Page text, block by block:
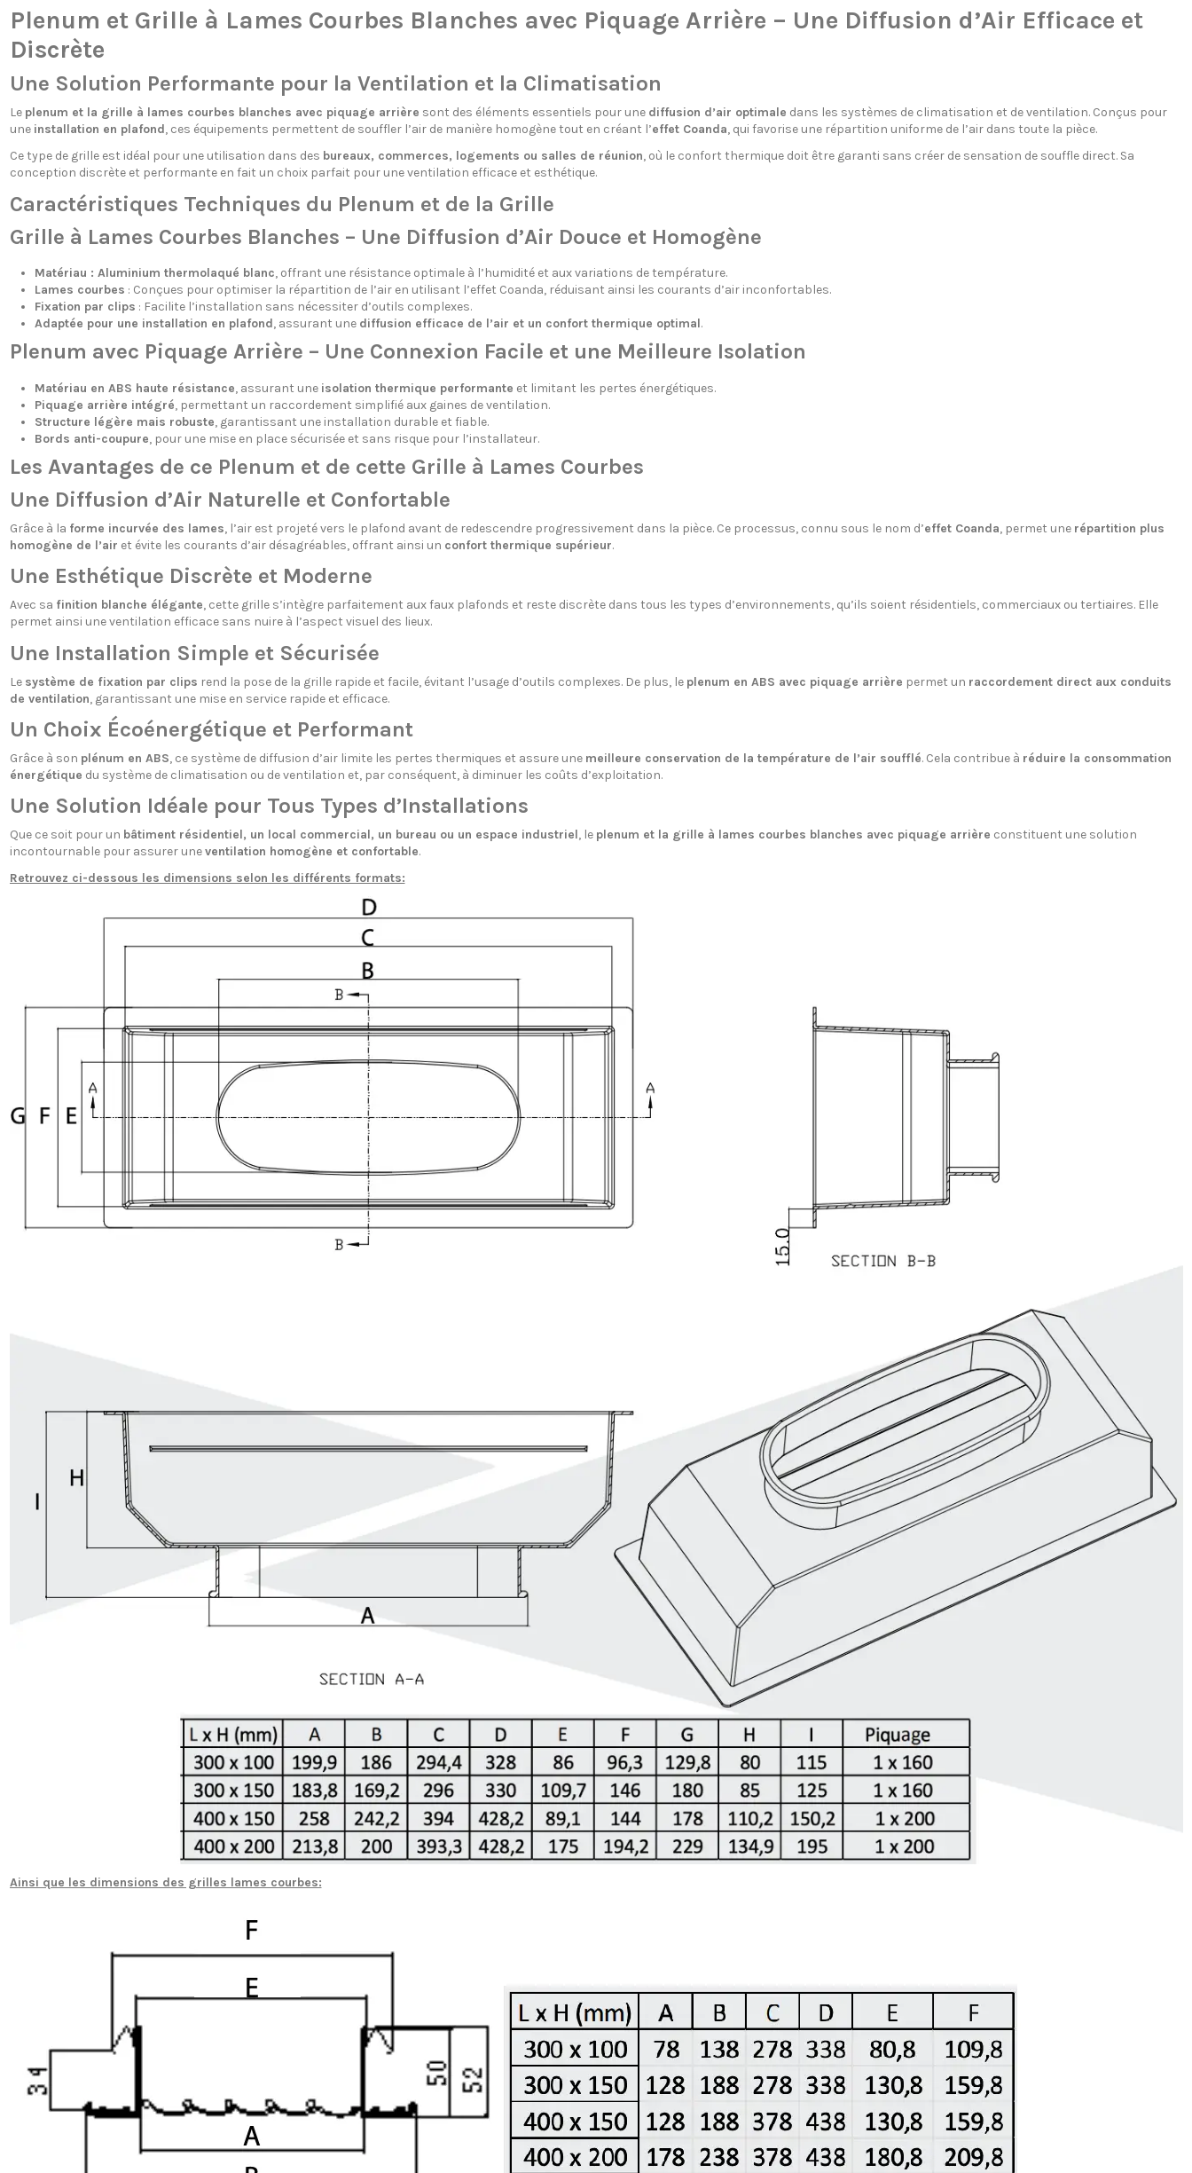
Plenum et Grille à Lames Courbes Blanches avec Piquage Arrière – Une Diffusion d’Air Efficace et
Discrète
Une Solution Performante pour la Ventilation et la Climatisation
Le plenum et la grille à lames courbes blanches avec piquage arrière sont des éléments essentiels pour une diffusion d’air optimale dans les systèmes de climatisation et de ventilation. Conçus pour
une installation en plafond, ces équipements permettent de souffler l’air de manière homogène tout en créant l’effet Coanda, qui favorise une répartition uniforme de l’air dans toute la pièce.
Ce type de grille est idéal pour une utilisation dans des bureaux, commerces, logements ou salles de réunion, où le confort thermique doit être garanti sans créer de sensation de souffle direct. Sa
conception discrète et performante en fait un choix parfait pour une ventilation efficace et esthétique.
Caractéristiques Techniques du Plenum et de la Grille
Grille à Lames Courbes Blanches – Une Diffusion d’Air Douce et Homogène
Matériau : Aluminium thermolaqué blanc, offrant une résistance optimale à l’humidité et aux variations de température.
Lames courbes : Conçues pour optimiser la répartition de l’air en utilisant l’effet Coanda, réduisant ainsi les courants d’air inconfortables.
Fixation par clips : Facilite l’installation sans nécessiter d’outils complexes.
Adaptée pour une installation en plafond, assurant une diffusion efficace de l’air et un confort thermique optimal.
Plenum avec Piquage Arrière – Une Connexion Facile et une Meilleure Isolation
Matériau en ABS haute résistance, assurant une isolation thermique performante et limitant les pertes énergétiques.
Piquage arrière intégré, permettant un raccordement simplifié aux gaines de ventilation.
Structure légère mais robuste, garantissant une installation durable et fiable.
Bords anti-coupure, pour une mise en place sécurisée et sans risque pour l’installateur.
Les Avantages de ce Plenum et de cette Grille à Lames Courbes
Une Diffusion d’Air Naturelle et Confortable
Grâce à la forme incurvée des lames, l’air est projeté vers le plafond avant de redescendre progressivement dans la pièce. Ce processus, connu sous le nom d’effet Coanda, permet une répartition plus
homogène de l’air et évite les courants d’air désagréables, offrant ainsi un confort thermique supérieur.
Une Esthétique Discrète et Moderne
Avec sa finition blanche élégante, cette grille s’intègre parfaitement aux faux plafonds et reste discrète dans tous les types d’environnements, qu’ils soient résidentiels, commerciaux ou tertiaires. Elle
permet ainsi une ventilation efficace sans nuire à l’aspect visuel des lieux.
Une Installation Simple et Sécurisée
Le système de fixation par clips rend la pose de la grille rapide et facile, évitant l’usage d’outils complexes. De plus, le plenum en ABS avec piquage arrière permet un raccordement direct aux conduits
de ventilation, garantissant une mise en service rapide et efficace.
Un Choix Écoénergétique et Performant
Grâce à son plénum en ABS, ce système de diffusion d’air limite les pertes thermiques et assure une meilleure conservation de la température de l’air soufflé. Cela contribue à réduire la consommation
énergétique du système de climatisation ou de ventilation et, par conséquent, à diminuer les coûts d’exploitation.
Une Solution Idéale pour Tous Types d’Installations
Que ce soit pour un bâtiment résidentiel, un local commercial, un bureau ou un espace industriel, le plenum et la grille à lames courbes blanches avec piquage arrière constituent une solution
incontournable pour assurer uneventilation homogène et confortable.
Retrouvez ci-dessous les dimensions selon les différents formats:
Ainsi que les dimensions des grilles lames courbes: